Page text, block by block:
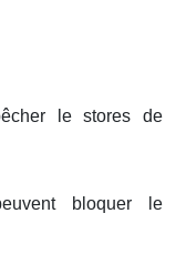
le stores de
bloquer le